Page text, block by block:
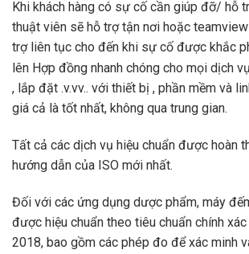
Khi khách hàng có sự cố cần giúp đỡ/ hỗ
thuật viên sẽ hỗ trợ tận nơi hoặc
trợ liên tục cho đến khi sự cố được khắc
lên Hợp đồng nhanh chóng cho mọi dịch
, lắp đặt .v.vv.. với thiết bị , phần mềm và
giá cả là tốt nhất, không qua trung gian.
Tất cả các dịch vụ hiệu chuẩn được hoàn
hướng dẫn của ISO mới nhất.
Đối với các ứng dụng dược phẩm, máy
được hiệu chuẩn theo tiêu chuẩn chính
2018, bao gồm các phép đo để xác minh